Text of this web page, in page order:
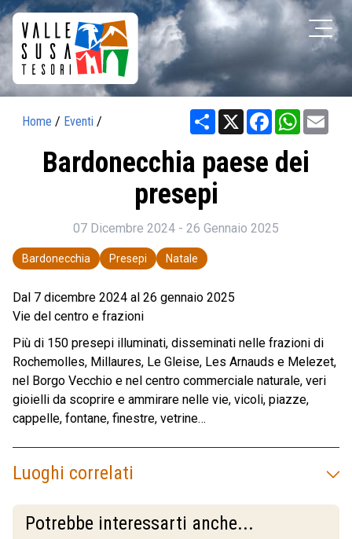
Home / Eventi / Share X Facebook
Bardonecchia paese dei
presepi
07 Dicembre 2024 - 26 Gennaio 2025
Bardonecchia Presepi Natale
Dal 7 dicembre 2024 al 26 gennaio 2025
Vie del centro e frazioni
Più di 150 presepi illuminati, disseminati nelle frazioni di
Rochemolles, Millaures, Le Gleise, Les Arnauds e Melezet,
nel Borgo Vecchio e nel centro commerciale naturale, veri
gioielli da scoprire e ammirare nelle vie, vicoli, piazze,
cappelle, fontane, finestre, vetrine…
Luoghi correlati
Potrebbe interessarti anche...